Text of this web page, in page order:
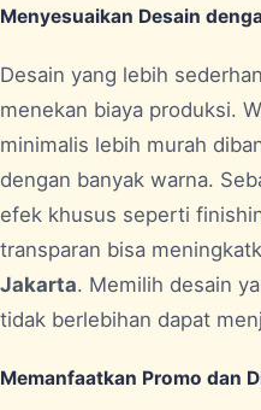
Menyesuaikan Desain
Desain yang lebih
menekan biaya produksi.
minimalis lebih murah
dengan banyak warna.
efek khusus seperti
transparan bisa
Jakarta. Memilih desain
tidak berlebihan dapat
Memanfaatkan Promo dan